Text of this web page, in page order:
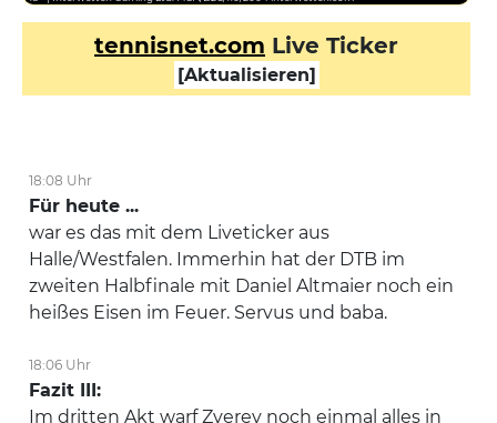
FRI
1. Satz
FRI
tennisnet.com Live Ticker
[Aktualisieren]
18:08 Uhr
Für heute ...
war es das mit dem Liveticker aus
Halle/Westfalen. Immerhin hat der DTB im
zweiten Halbfinale mit Daniel Altmaier noch ein
heißes Eisen im Feuer. Servus und baba.
18:06 Uhr
Fazit III:
Im dritten Akt warf Zverev noch einmal alles in